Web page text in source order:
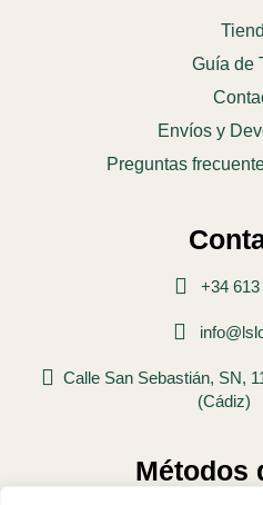
Guía de
Envíos y
Preguntas
+34
Calle San Sebastián, SN,
(Cádiz)
Métodos